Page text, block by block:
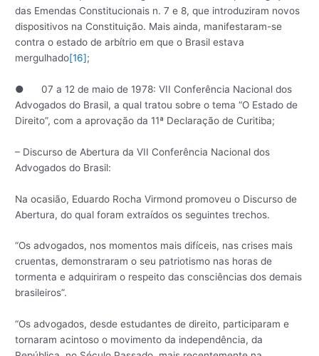
das Emendas Constitucionais n. 7 e 8, que introduziram novos
dispositivos na Constituição. Mais ainda, manifestaram-se
contra o estado de arbítrio em que o Brasil estava
mergulhado[16];
● 07 a 12 de maio de 1978: VII Conferência Nacional dos
Advogados do Brasil, a qual tratou sobre o tema “O Estado de
Direito”, com a aprovação da 11ª Declaração de Curitiba;
– Discurso de Abertura da VII Conferência Nacional dos
Advogados do Brasil:
Na ocasião, Eduardo Rocha Virmond promoveu o Discurso de
Abertura, do qual foram extraídos os seguintes trechos.
“Os advogados, nos momentos mais difíceis, nas crises mais
cruentas, demonstraram o seu patriotismo nas horas de
tormenta e adquiriram o respeito das consciências dos demais
brasileiros”.
“Os advogados, desde estudantes de direito, participaram e
tornaram acintoso o movimento da independência, da